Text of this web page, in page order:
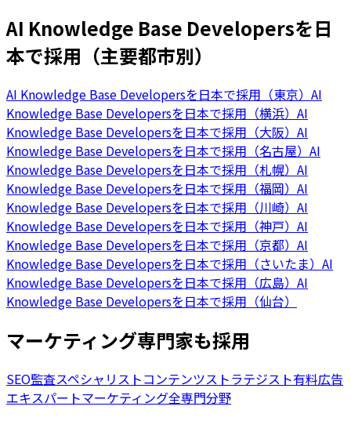
AI Knowledge Base Developersを日
本で採用（主要都市別）
AI Knowledge Base Developersを日本で採用（東京） AI
Knowledge Base Developersを日本で採用（横浜） AI
Knowledge Base Developersを日本で採用（大阪） AI
Knowledge Base Developersを日本で採用（名古屋） AI
Knowledge Base Developersを日本で採用（札幌） AI
Knowledge Base Developersを日本で採用（福岡） AI
Knowledge Base Developersを日本で採用（川崎） AI
Knowledge Base Developersを日本で採用（神戸） AI
Knowledge Base Developersを日本で採用（京都） AI
Knowledge Base Developersを日本で採用（さいたま） AI
Knowledge Base Developersを日本で採用（広島） AI
Knowledge Base Developersを日本で採用（仙台）
マーケティング専門家も採用
SEO監査スペシャリストコンテンツストラテジスト有料広告
エキスパートマーケティング全専門分野